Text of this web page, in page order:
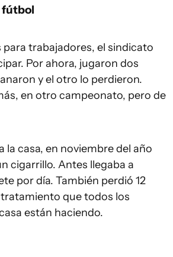
fútbol
para trabajadores, el sindicato
Por ahora, jugaron dos
y el otro lo perdieron.
en otro campeonato, pero de
la casa, en noviembre del año
cigarrillo. Antes llegaba a
por día. También perdió 12
que todos los
están haciendo.